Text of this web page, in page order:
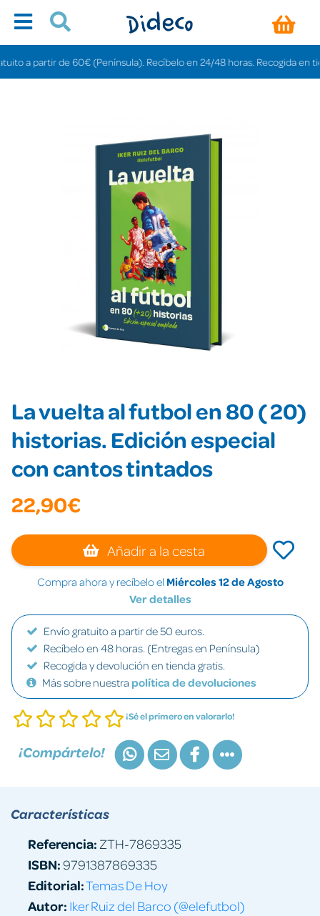
a partir de 60€ (Península). Recíbelo en 24/48 horas. Recogida en
La vuelta al futbol en 80 ( 20)
historias. Edición especial
con cantos tintados
22,90€
Añadir a la cesta
Compra ahora y recíbelo el Miércoles 12 de Agosto
Ver detalles
Envío gratuito a partir de 50 euros.
Recíbelo en 48 horas. (Entregas en Península)
Recogida y devolución en tienda gratis.
Más sobre nuestra política de devoluciones
¡Sé el primero en valorarlo!
¡Compártelo!
Características
Referencia: ZTH-7869335
ISBN:9791387869335
Editorial:Temas De Hoy
Autor: Iker Ruiz del Barco (@elefutbol)